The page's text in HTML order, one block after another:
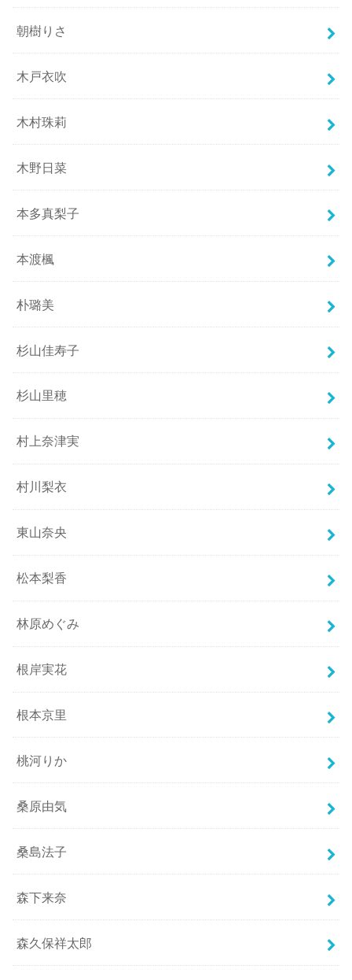
朝樹りさ
木戸衣吹
木村珠莉
木野日菜
本多真梨子
本渡楓
朴璐美
杉山佳寿子
杉山里穂
村上奈津実
村川梨衣
東山奈央
松本梨香
林原めぐみ
根岸実花
根本京里
桃河りか
桑原由気
桑島法子
森下来奈
森久保祥太郎